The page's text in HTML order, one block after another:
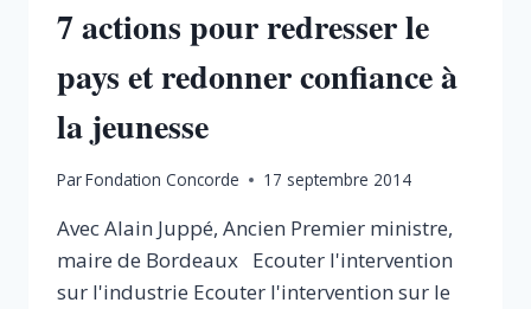
7 actions pour redresser le
pays et redonner confiance à
la jeunesse
ParFondation Concorde 17 septembre 2014
Avec Alain Juppé, Ancien Premier ministre,
maire de Bordeaux Ecouter l'intervention
sur l'industrie Ecouter l'intervention sur le